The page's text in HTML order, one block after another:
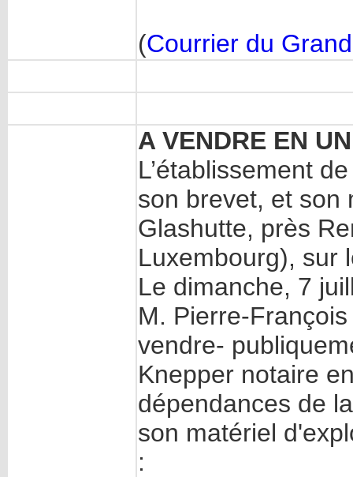
(Courrier du
A VENDRE EN
L’établissement
son brevet, et son
Glashutte, près
Luxembourg), sur
Le dimanche, 7
M. Pierre-
vendre-
Knepper notaire
dépendances de
son matériel
: